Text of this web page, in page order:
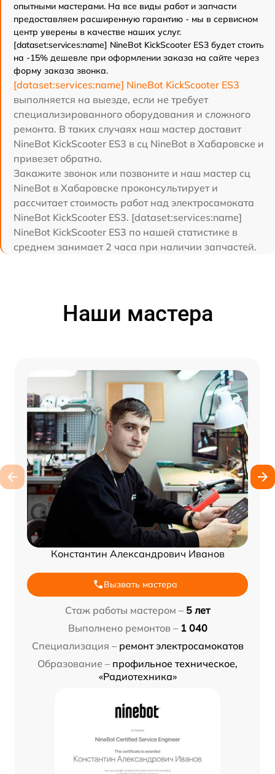
опытными мастерами. На все виды работ и запчасти
предоставляем расширенную гарантию - мы в сервисном
центр уверены в качестве наших услуг.
[dataset:services:name] NineBot KickScooter ES3 будет стоить
на -15% дешевле при оформлении заказа на сайте через
форму заказа звонка.
[dataset:services:name] NineBot KickScooter ES3
выполняется на выезде, если не требует
специализированного оборудования и сложного
ремонта. В таких случаях наш мастер доставит
NineBot KickScooter ES3 в сц NineBot в Хабаровске и
привезет обратно.
Закажите звонок или позвоните и наш мастер сц
NineBot в Хабаровске проконсультирует и
рассчитает стоимость работ над электросамоката
NineBot KickScooter ES3. [dataset:services:name]
NineBot KickScooter ES3 по нашей статистике в
среднем занимает 2 часа при наличии запчастей.
Наши мастера
Константин Александрович Иванов
Вызвать мастера
Стаж работы мастером – 5 лет
Выполнено ремонтов – 1 040
Специализация – ремонт электросамокатов
Образование – профильное техническое,
«Радиотехника»